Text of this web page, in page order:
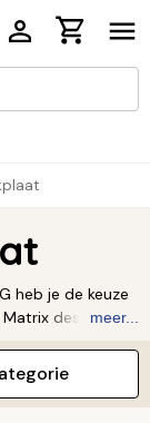
heb je de keuze
design met
klassieke
zijn, er is
verder ↓
meer...